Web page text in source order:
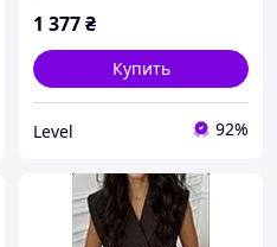
1 377₴
Купить
Level 92%